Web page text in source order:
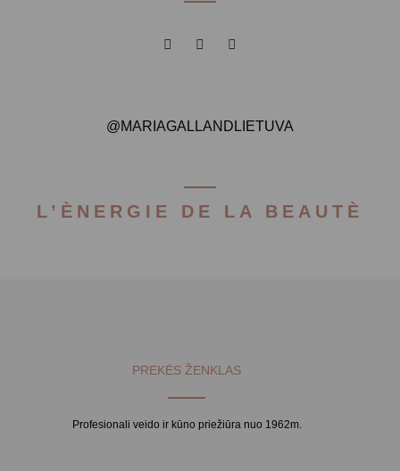
@MARIAGALLANDLIETUVA
L’ÈNERGIE DE LA BEAUTÈ
PREKĖS ŽENKLAS
Profesionali veido ir kūno priežiūra nuo 1962m.